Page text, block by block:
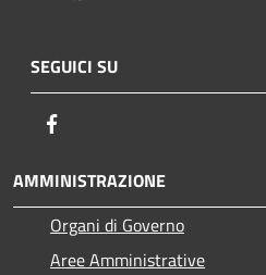
SEGUICI SU
AMMINISTRAZIONE
Organi di Governo
Aree Amministrative